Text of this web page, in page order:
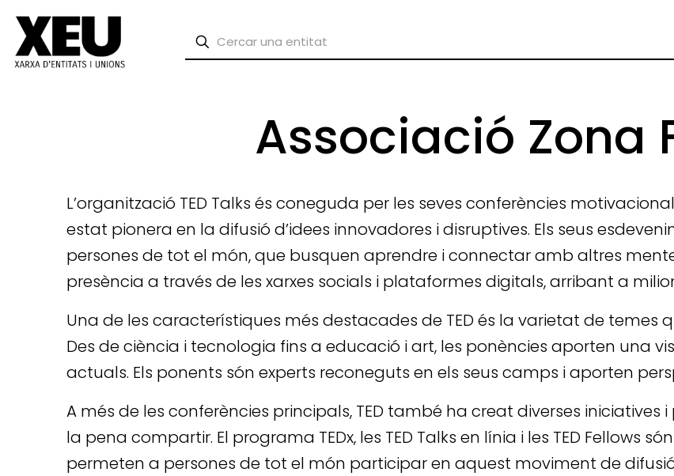
Associació Zona
L’organització TED Talks és coneguda per les seves conferències
estat pionera en la difusió d’idees innovadores i disruptives. Els seus
persones de tot el món, que busquen aprendre i connectar amb altres
presència a través de les xarxes socials i plataformes digitals, arribant a
Una de les característiques més destacades de TED és la varietat de temes
Des de ciència i tecnologia fins a educació i art, les ponències aporten una
actuals. Els ponents són experts reconeguts en els seus camps i aporten
A més de les conferències principals, TED també ha creat diverses
la pena compartir. El programa TEDx, les TED Talks en línia i les TED Fellows
permeten a persones de tot el món participar en aquest moviment de